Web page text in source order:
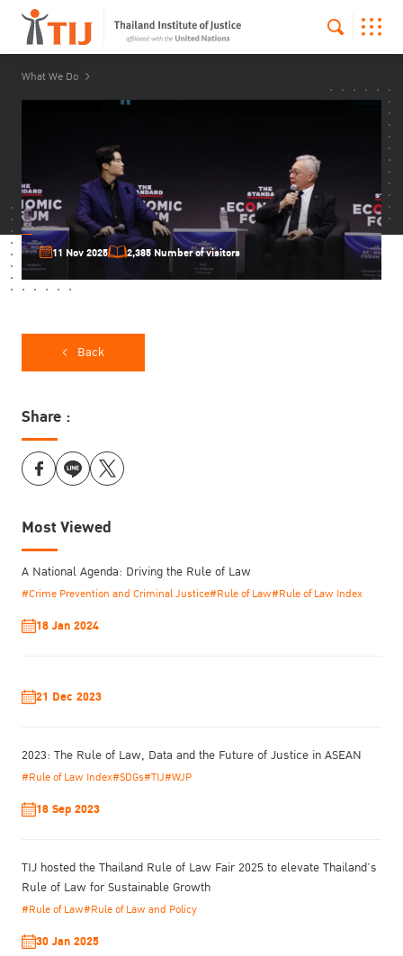
What We Do
11 Nov 2025 2,385 Number of visitors
Back
Share :
Most Viewed
A National Agenda: Driving the Rule of Law
#Crime Prevention and Criminal Justice#Rule of Law#Rule of Law Index
18 Jan 2024
21 Dec 2023
2023: The Rule of Law, Data and the Future of Justice in ASEAN
#Rule of Law Index#SDGs#TIJ#WJP
18 Sep 2023
TIJ hosted the Thailand Rule of Law Fair 2025 to elevate Thailand’s
Rule of Law for Sustainable Growth
#Rule of Law#Rule of Law and Policy
30 Jan 2025